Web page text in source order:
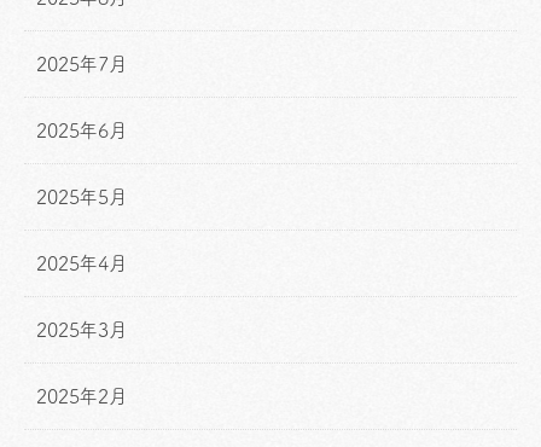
2025年7月
2025年6月
2025年5月
2025年4月
2025年3月
2025年2月